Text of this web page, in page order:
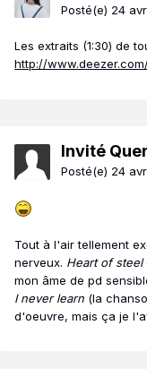
Posté(e) 24
Les extraits (1:30) de
http://
Invité
Posté(e) 24
Tout à l'air tellement
nerveux. Heart of steel
mon âme de pd
I never learn (la
d'oeuvre, mais ça je